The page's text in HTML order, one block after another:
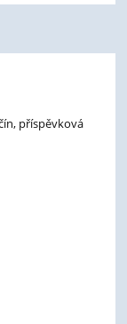
příspěvková